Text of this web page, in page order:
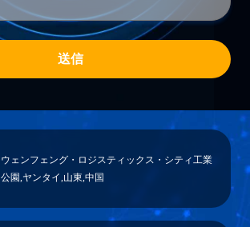
送信
ウェンフェング・ロジスティックス・シティ工業
公園,ヤンタイ,山東,中国